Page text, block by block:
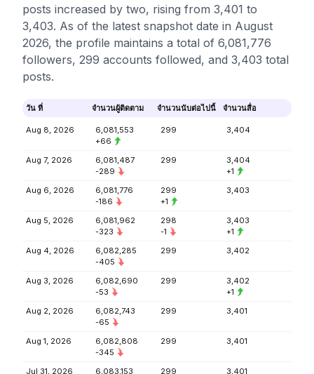
posts increased by two, rising from 3,401 to
3,403. As of the latest snapshot date in August
2026, the profile maintains a total of 6,081,776
followers, 299 accounts followed, and 3,403 total
posts.
วัน ที่ จำนวนผู้ติดตาม จำนวนนับต่อไปนี้ จำนวนสื่อ
Aug 8, 2026
6,081,553
+66
299 3,404
Aug 7, 2026
6,081,487
-289
299
3,404
+1
Aug 6, 2026
6,081,776
-186
299
+1
3,403
Aug 5, 2026
6,081,962
-323
298
-1
3,403
+1
Aug 4, 2026
6,082,285
-405
299 3,402
Aug 3, 2026
6,082,690
-53
299
3,402
+1
Aug 2, 2026
6,082,743
-65
299 3,401
Aug 1, 2026
6,082,808
-345
299 3,401
Jul 31, 2026
6,083,153
299 3,401